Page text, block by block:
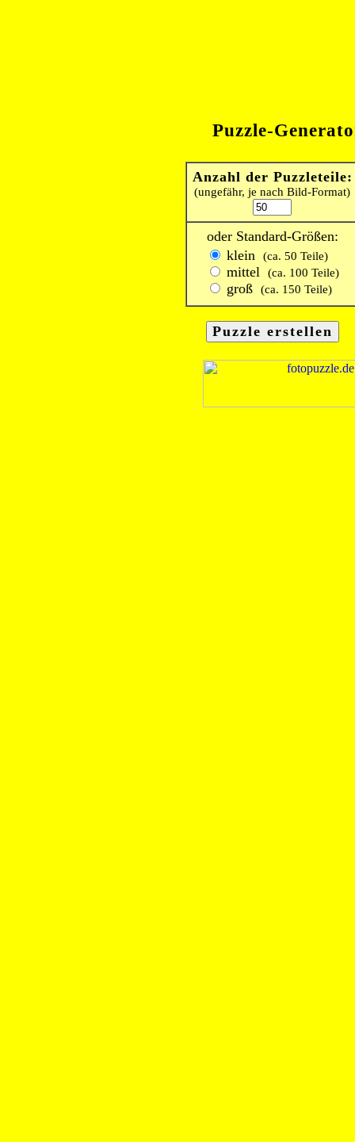
Puzzle-
Anzahl der Puzzleteile:
(ungefähr, je nach Bild-Format)
oder Standard-Größen:
klein
(ca. 50 Teile)
mittel (ca. 100 Teile)
groß (ca. 150 Teile)